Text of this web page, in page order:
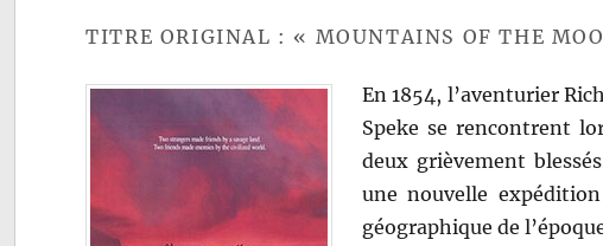
TITRE ORIGINAL : « MOUNTAINS OF THE
En 1854, l’aventurier
Speke se rencontrent
deux grièvement
une nouvelle
géographique de